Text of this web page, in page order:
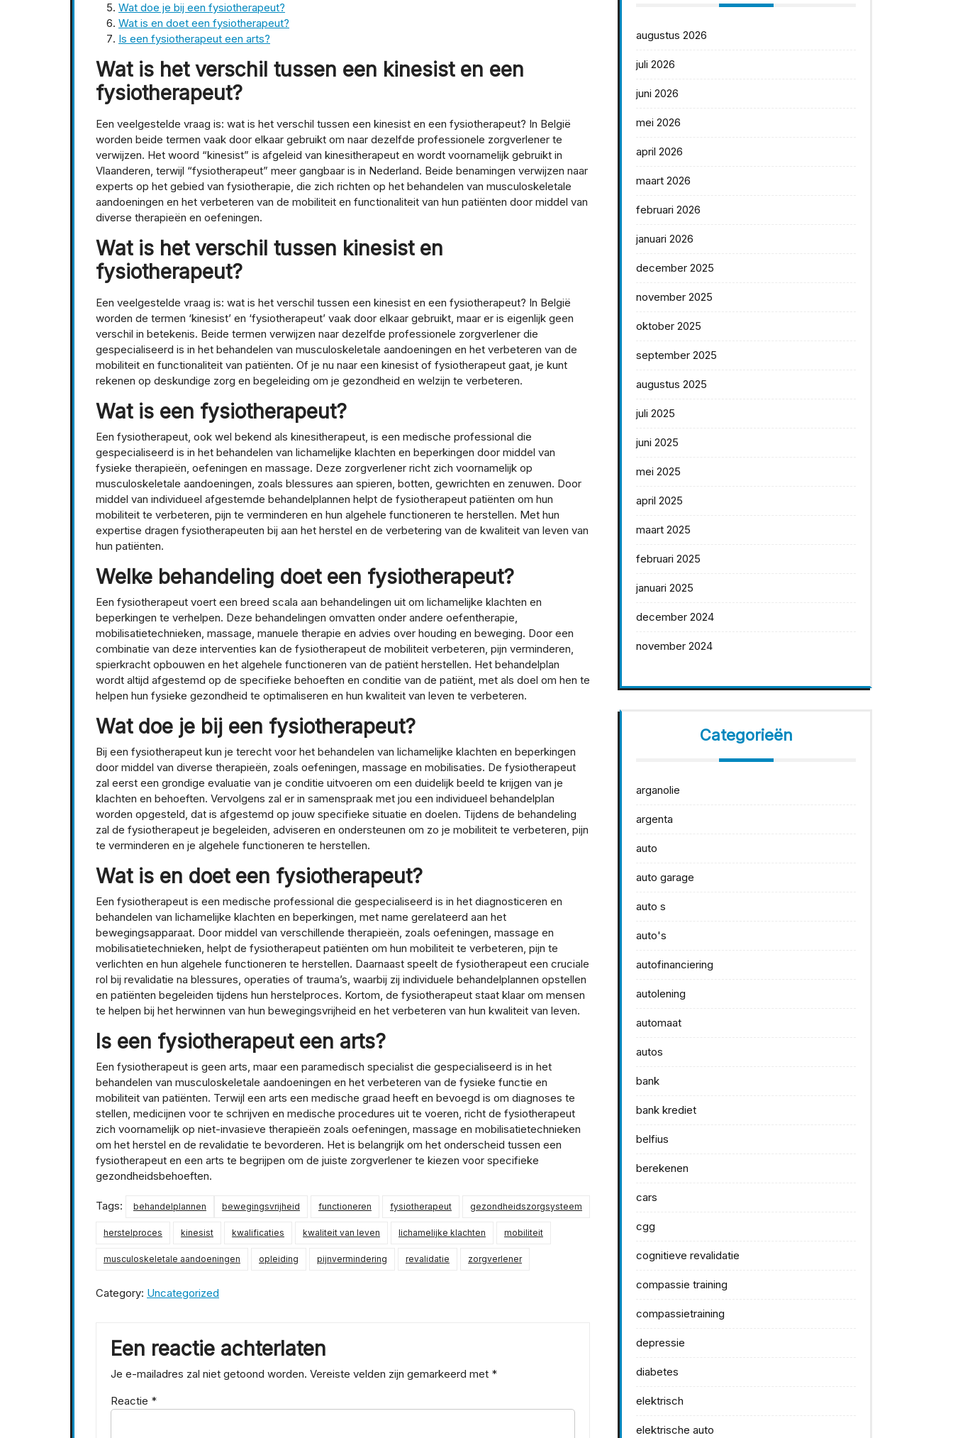
Wat doe je bij een fysiotherapeut?
Wat is en doet een fysiotherapeut?
Is een fysiotherapeut een arts?
Wat is het verschil tussen een kinesist en een
fysiotherapeut?
Een veelgestelde vraag is: wat is het verschil tussen een kinesist en een fysiotherapeut? In België
worden beide termen vaak door elkaar gebruikt om naar dezelfde professionele zorgverlener te
verwijzen. Het woord “kinesist” is afgeleid van kinesitherapeut en wordt voornamelijk gebruikt in
Vlaanderen, terwijl “fysiotherapeut” meer gangbaar is in Nederland. Beide benamingen verwijzen naar
experts op het gebied van fysiotherapie, die zich richten op het behandelen van musculoskeletale
aandoeningen en het verbeteren van de mobiliteit en functionaliteit van hun patiënten door middel van
diverse therapieën en oefeningen.
Wat is het verschil tussen kinesist en
fysiotherapeut?
Een veelgestelde vraag is: wat is het verschil tussen een kinesist en een fysiotherapeut? In België
worden de termen ‘kinesist’ en ‘fysiotherapeut’ vaak door elkaar gebruikt, maar er is eigenlijk geen
verschil in betekenis. Beide termen verwijzen naar dezelfde professionele zorgverlener die
gespecialiseerd is in het behandelen van musculoskeletale aandoeningen en het verbeteren van de
mobiliteit en functionaliteit van patiënten. Of je nu naar een kinesist of fysiotherapeut gaat, je kunt
rekenen op deskundige zorg en begeleiding om je gezondheid en welzijn te verbeteren.
Wat is een fysiotherapeut?
Een fysiotherapeut, ook wel bekend als kinesitherapeut, is een medische professional die
gespecialiseerd is in het behandelen van lichamelijke klachten en beperkingen door middel van
fysieke therapieën, oefeningen en massage. Deze zorgverlener richt zich voornamelijk op
musculoskeletale aandoeningen, zoals blessures aan spieren, botten, gewrichten en zenuwen. Door
middel van individueel afgestemde behandelplannen helpt de fysiotherapeut patiënten om hun
mobiliteit te verbeteren, pijn te verminderen en hun algehele functioneren te herstellen. Met hun
expertise dragen fysiotherapeuten bij aan het herstel en de verbetering van de kwaliteit van leven van
hun patiënten.
Welke behandeling doet een fysiotherapeut?
Een fysiotherapeut voert een breed scala aan behandelingen uit om lichamelijke klachten en
beperkingen te verhelpen. Deze behandelingen omvatten onder andere oefentherapie,
mobilisatietechnieken, massage, manuele therapie en advies over houding en beweging. Door een
combinatie van deze interventies kan de fysiotherapeut de mobiliteit verbeteren, pijn verminderen,
spierkracht opbouwen en het algehele functioneren van de patiënt herstellen. Het behandelplan
wordt altijd afgestemd op de specifieke behoeften en conditie van de patiënt, met als doel om hen te
helpen hun fysieke gezondheid te optimaliseren en hun kwaliteit van leven te verbeteren.
Wat doe je bij een fysiotherapeut?
Bij een fysiotherapeut kun je terecht voor het behandelen van lichamelijke klachten en beperkingen
door middel van diverse therapieën, zoals oefeningen, massage en mobilisaties. De fysiotherapeut
zal eerst een grondige evaluatie van je conditie uitvoeren om een duidelijk beeld te krijgen van je
klachten en behoeften. Vervolgens zal er in samenspraak met jou een individueel behandelplan
worden opgesteld, dat is afgestemd op jouw specifieke situatie en doelen. Tijdens de behandeling
zal de fysiotherapeut je begeleiden, adviseren en ondersteunen om zo je mobiliteit te verbeteren, pijn
te verminderen en je algehele functioneren te herstellen.
Wat is en doet een fysiotherapeut?
Een fysiotherapeut is een medische professional die gespecialiseerd is in het diagnosticeren en
behandelen van lichamelijke klachten en beperkingen, met name gerelateerd aan het
bewegingsapparaat. Door middel van verschillende therapieën, zoals oefeningen, massage en
mobilisatietechnieken, helpt de fysiotherapeut patiënten om hun mobiliteit te verbeteren, pijn te
verlichten en hun algehele functioneren te herstellen. Daarnaast speelt de fysiotherapeut een cruciale
rol bij revalidatie na blessures, operaties of trauma’s, waarbij zij individuele behandelplannen opstellen
en patiënten begeleiden tijdens hun herstelproces. Kortom, de fysiotherapeut staat klaar om mensen
te helpen bij het herwinnen van hun bewegingsvrijheid en het verbeteren van hun kwaliteit van leven.
Is een fysiotherapeut een arts?
Een fysiotherapeut is geen arts, maar een paramedisch specialist die gespecialiseerd is in het
behandelen van musculoskeletale aandoeningen en het verbeteren van de fysieke functie en
mobiliteit van patiënten. Terwijl een arts een medische graad heeft en bevoegd is om diagnoses te
stellen, medicijnen voor te schrijven en medische procedures uit te voeren, richt de fysiotherapeut
zich voornamelijk op niet-invasieve therapieën zoals oefeningen, massage en mobilisatietechnieken
om het herstel en de revalidatie te bevorderen. Het is belangrijk om het onderscheid tussen een
fysiotherapeut en een arts te begrijpen om de juiste zorgverlener te kiezen voor specifieke
gezondheidsbehoeften.
Tags: behandelplannen bewegingsvrijheid functioneren fysiotherapeut gezondheidszorgsysteem
herstelproces kinesist kwalificaties kwaliteit van leven lichamelijke klachten mobiliteit
musculoskeletale aandoeningen opleiding pijnvermindering revalidatie zorgverlener
Category: Uncategorized
Een reactie achterlaten
Je e-mailadres zal niet getoond worden. Vereiste velden zijn gemarkeerd met *
Reactie *
augustus 2026
juli 2026
juni 2026
mei 2026
april 2026
maart 2026
februari 2026
januari 2026
december 2025
november 2025
oktober 2025
september 2025
augustus 2025
juli 2025
juni 2025
mei 2025
april 2025
maart 2025
februari 2025
januari 2025
december 2024
november 2024
Categorieën
arganolie
argenta
auto
auto garage
auto s
auto's
autofinanciering
autolening
automaat
autos
bank
bank krediet
belfius
berekenen
cars
cgg
cognitieve revalidatie
compassie training
compassietraining
depressie
diabetes
elektrisch
elektrische auto